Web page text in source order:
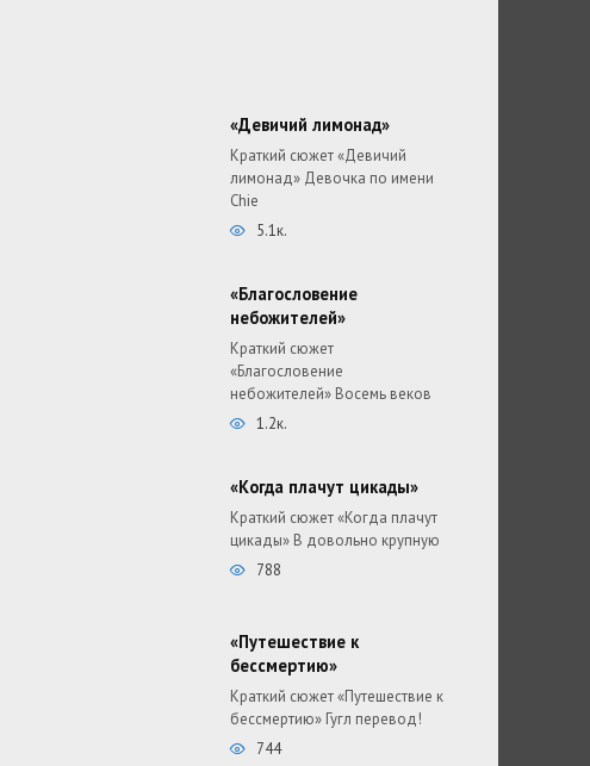
«Девичий лимонад»
Краткий сюжет «Девичий
лимонад» Девочка по имени
Chie
5.1к.
«Благословение
небожителей»
Краткий сюжет
«Благословение
небожителей» Восемь веков
1.2к.
«Когда плачут цикады»
Краткий сюжет «Когда плачут
цикады» В довольно крупную
788
«Путешествие к
бессмертию»
Краткий сюжет «Путешествие к
бессмертию» Гугл перевод!
744